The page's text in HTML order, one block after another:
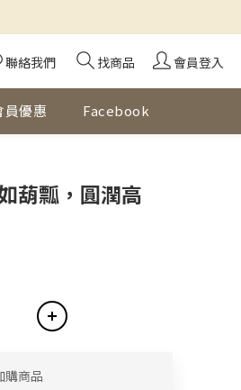
聯絡我們 找商品 會員登入
員優惠 Facebook
葫瓢，圓潤高
購商品